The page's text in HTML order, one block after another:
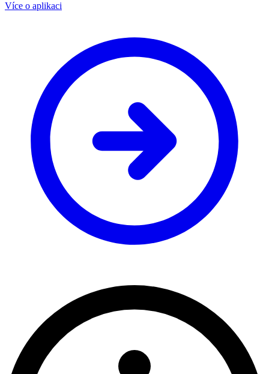
Více o aplikaci